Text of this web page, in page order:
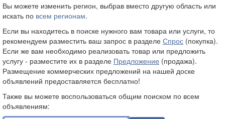
Вы можете изменить регион, выбрав вместо другую область или
искать по всем регионам.
Если вы находитесь в поиске нужного вам товара или услуги, то
рекомендуем разместить ваш запрос в разделе Спрос (покупка).
Если же вам необходимо реализовать товар или предложить
услугу - разместите их в разделе Предложение (продажа).
Размещение коммерческих предложений на нашей доске
объявлений предоставляется бесплатно!
Также вы можете воспользоваться общим поиском по всем
объявлениям: